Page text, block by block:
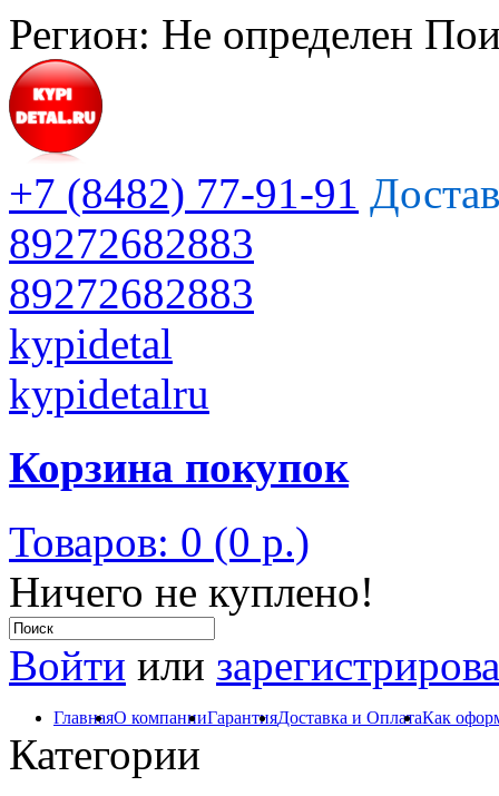
Регион: Не определен
+7 (8482) 77-91-91
89272682883
89272682883
kypidetal
kypidetalru
Корзина покупок
Товаров: 0 (0 р.)
Ничего не куплено!
Войти или
ГлавнаяО компанииГарантияДоставка и ОплатаКак
Категории